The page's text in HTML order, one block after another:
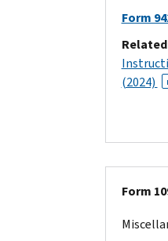
Form
(2024)
Form